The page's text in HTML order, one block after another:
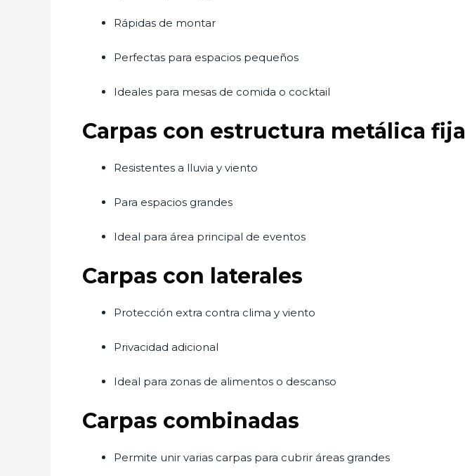
Rápidas de montar
Perfectas para espacios pequeños
Ideales para mesas de comida o cocktail
Carpas con estructura metálica fija
Resistentes a lluvia y viento
Para espacios grandes
Ideal para área principal de eventos
Carpas con laterales
Protección extra contra clima y viento
Privacidad adicional
Ideal para zonas de alimentos o descanso
Carpas combinadas
Permite unir varias carpas para cubrir áreas grandes